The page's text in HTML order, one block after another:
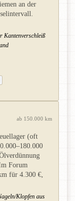
an der
Kantenverschleiß
ab 150.000 km
(oft
Forum
für 4.300 €,
Klopfen aus